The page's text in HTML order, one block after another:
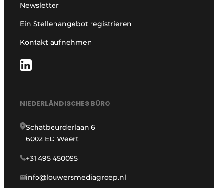
Newsletter
Ein Stellenangebot registrieren
Kontakt aufnehmen
NIEDERLÄNDISCHES BÜRO
Schatbeurderlaan 6
6002 ED Weert
+31 495 450095
info@louwersmediagroep.nl